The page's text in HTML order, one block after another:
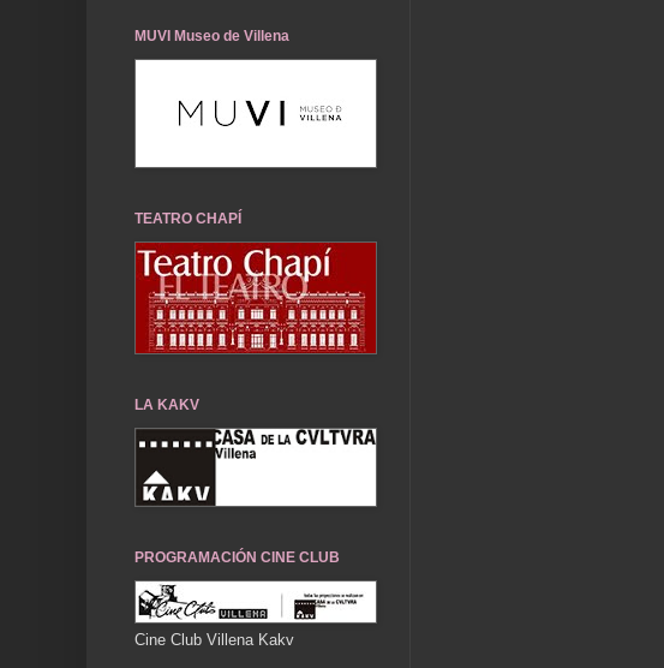
MUVI Museo de Villena
TEATRO CHAPÍ
LA KAKV
PROGRAMACIÓN CINE CLUB
Cine Club Villena Kakv